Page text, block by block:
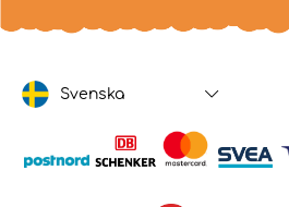
Svenska